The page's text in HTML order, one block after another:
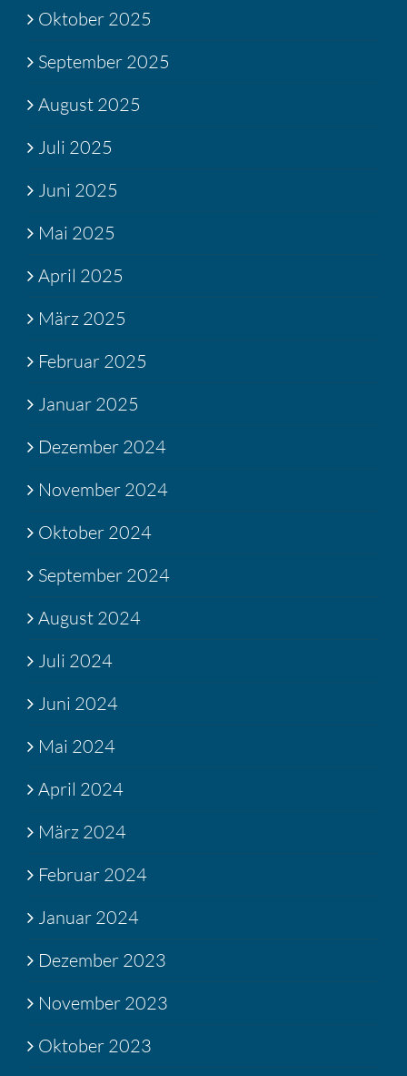
Oktober 2025
September 2025
August 2025
Juli 2025
Juni 2025
Mai 2025
April 2025
März 2025
Februar 2025
Januar 2025
Dezember 2024
November 2024
Oktober 2024
September 2024
August 2024
Juli 2024
Juni 2024
Mai 2024
April 2024
März 2024
Februar 2024
Januar 2024
Dezember 2023
November 2023
Oktober 2023